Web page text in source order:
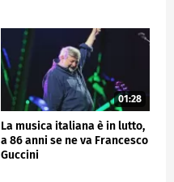
01:28
La musica italiana è in lutto,
a 86 anni se ne va Francesco
Guccini